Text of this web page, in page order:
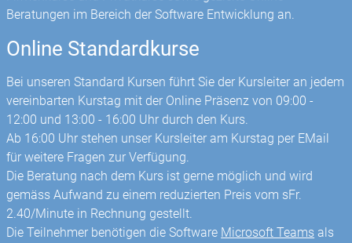
Beratungen im Bereich der Software Entwicklung an.
Online Standardkurse
Bei unseren Standard Kursen führt Sie der Kursleiter an jedem
vereinbarten Kurstag mit der Online Präsenz von 09:00 -
12:00 und 13:00 - 16:00 Uhr durch den Kurs.
Ab 16:00 Uhr stehen unser Kursleiter am Kurstag per EMail
für weitere Fragen zur Verfügung.
Die Beratung nach dem Kurs ist gerne möglich und wird
gemäss Aufwand zu einem reduzierten Preis vom sFr.
2.40/Minute in Rechnung gestellt.
Die Teilnehmer benötigen die Software Microsoft Teams als